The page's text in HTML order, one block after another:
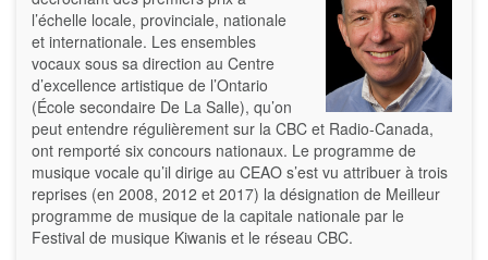
l’échelle locale, provinciale, nationale
et internationale. Les ensembles
vocaux sous sa direction au Centre
d’excellence artistique de l’Ontario
(École secondaire De La Salle), qu’on
peut entendre régulièrement sur la CBC et Radio-Canada,
ont remporté six concours nationaux. Le programme de
musique vocale qu’il dirige au CEAO s’est vu attribuer à trois
reprises (en 2008, 2012 et 2017) la désignation de Meilleur
programme de musique de la capitale nationale par le
Festival de musique Kiwanis et le réseau CBC.